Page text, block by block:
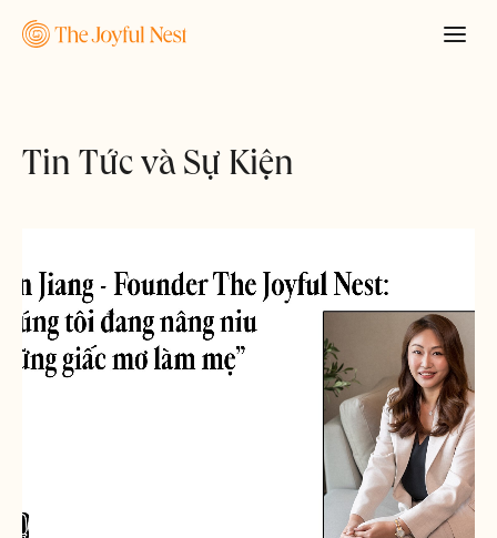
Tin Tức và Sự Kiện